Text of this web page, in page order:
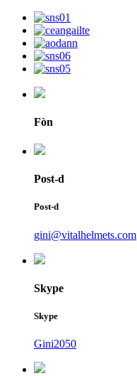
Fòn
Post-d
Post-d
gini@vitalhelmets.com
Skype
Skype
Gini2050